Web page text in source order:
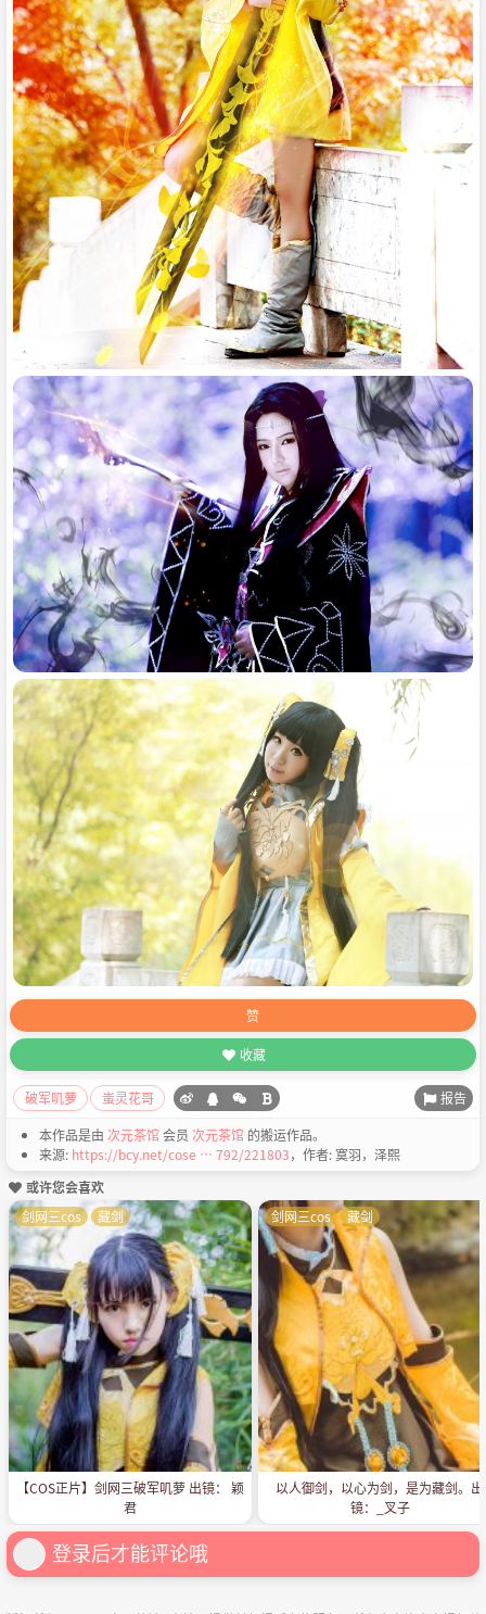
赞
收藏
破军叽萝 蚩灵花哥 报告
本作品是由 次元茶馆会员 次元茶馆 的搬运作品。
来源: https://bcy.net/cose … 792/221803，作者: 寞羽，泽熙
或许您会喜欢
【COS正片】剑网三破军叽萝 出镜： 颖
君
剑网三cos 藏剑
以人御剑，以心为剑，是为藏剑。出
镜：_叉子
剑网三cos 藏剑
登录后才能评论哦